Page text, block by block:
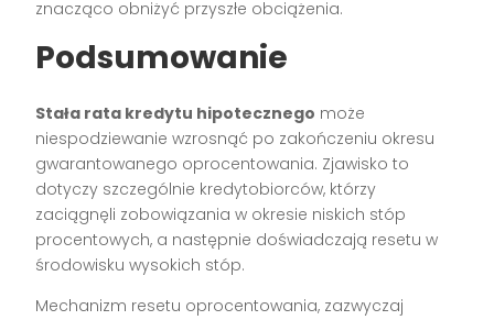
znacząco obniżyć przyszłe obciążenia.
Podsumowanie
Stała rata kredytu hipotecznego może
niespodziewanie wzrosnąć po zakończeniu okresu
gwarantowanego oprocentowania. Zjawisko to
dotyczy szczególnie kredytobiorców, którzy
zaciągnęli zobowiązania w okresie niskich stóp
procentowych, a następnie doświadczają resetu w
środowisku wysokich stóp.
Mechanizm resetu oprocentowania, zazwyczaj